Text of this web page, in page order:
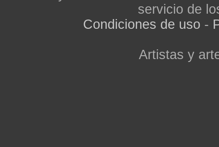
servicio de
Condiciones de uso -
Artistas y